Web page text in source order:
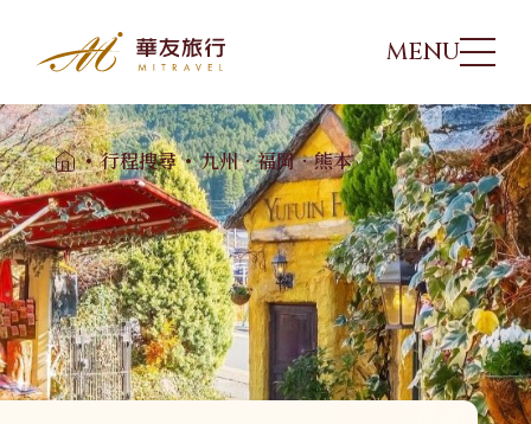
MENU
01華友行程
02出團日期
03旅遊講座
04優惠方案
行程搜尋 九州．福岡．熊本